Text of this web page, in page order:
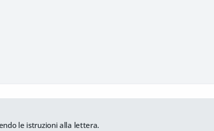
le istruzioni alla lettera.